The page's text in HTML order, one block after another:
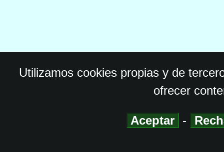
Utilizamos cookies propias y de
ofrecer
Aceptar -